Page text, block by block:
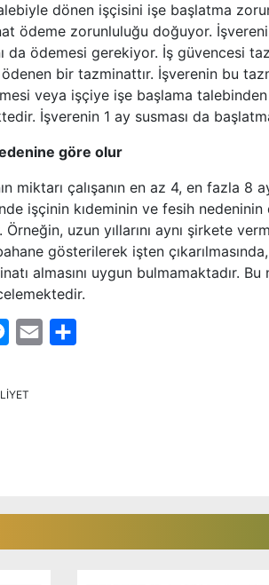
dönen işçisini işe başlatma
ödeme zorunluluğu doğuyor.
da ödemesi gerekiyor. İş güvencesi
bir tazminattır. İşverenin bu
veya işçiye işe başlama
İşverenin 1 ay susması da
göre olur
miktarı çalışanın en az 4, en fazla 8
işçinin kıdeminin ve fesih
Örneğin, uzun yıllarını aynı şirkete
gösterilerek işten
almasını uygun bulmamaktadır.
Messenger
Email